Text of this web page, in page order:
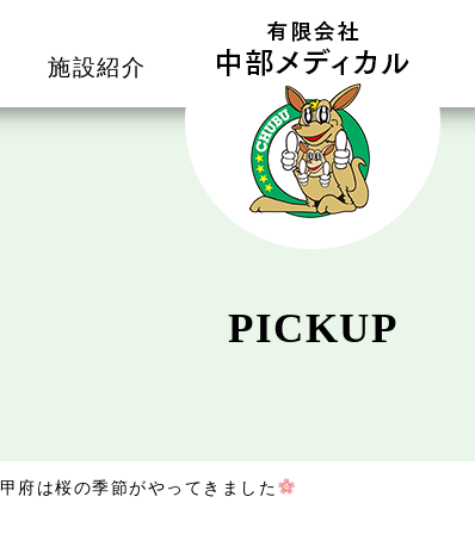
施設紹介
PICKUP
甲府は桜の季節がやってきました